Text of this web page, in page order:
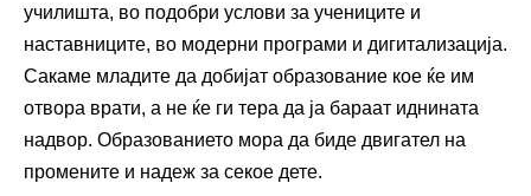
училишта, во подобри услови за учениците и
наставниците, во модерни програми и дигитализација.
Сакаме младите да добијат образование кое ќе им
отвора врати, а не ќе ги тера да ја бараат иднината
надвор. Образованието мора да биде двигател на
промените и надеж за секое дете.